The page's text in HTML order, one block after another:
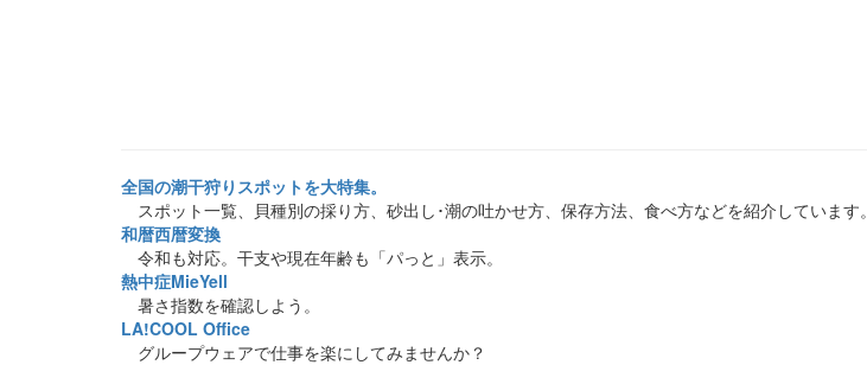
全国の潮干狩りスポットを大特集。
スポット一覧、貝種別の採り方、砂出し･潮の吐かせ方、保存方法、食べ方などを紹介しています。
和暦西暦変換
令和も対応。干支や現在年齢も「パっと」表示。
熱中症MieYell
暑さ指数を確認しよう。
LA!COOL Office
グループウェアで仕事を楽にしてみませんか？